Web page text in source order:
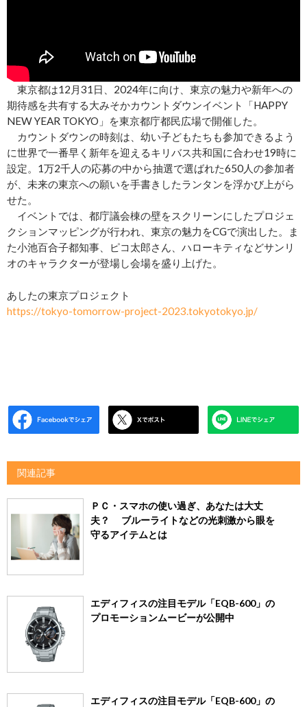
東京都は12月31日、2024年に向け、東京の魅力や新年への
期待感を共有する大みそかカウントダウンイベント「HAPPY
NEW YEAR TOKYO」を東京都庁都民広場で開催した。
カウントダウンの時刻は、幼い子どもたちも参加できるよう
に世界で一番早く新年を迎えるキリバス共和国に合わせ19時に
設定。1万2千人の応募の中から抽選で選ばれた650人の参加者
が、未来の東京への願いを手書きしたランタンを浮かび上がら
せた。
イベントでは、都庁議会棟の壁をスクリーンにしたプロジェ
クションマッピングが行われ、東京の魅力をCGで演出した。ま
た小池百合子都知事、ピコ太郎さん、ハローキティなどサンリ
オのキャラクターが登場し会場を盛り上げた。
あしたの東京プロジェクト
https://tokyo-tomorrow-project-2023.tokyotokyo.jp/
関連記事
ＰＣ・スマホの使い過ぎ、あなたは大丈
夫？ ブルーライトなどの光刺激から眼を
守るアイテムとは
エディフィスの注目モデル「EQB-600」の
プロモーションムービーが公開中
エディフィスの注目モデル「EQB-600」の